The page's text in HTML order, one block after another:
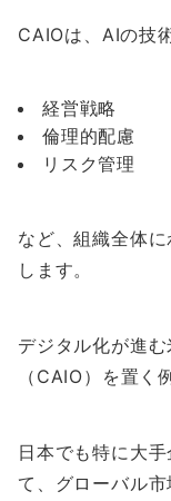
CAIOは、AIの技
経営戦略
倫理的配慮
リスク管理
など、組織全体
します。
デジタル化が進
（CAIO）を置く
日本でも特に大
て、グローバル